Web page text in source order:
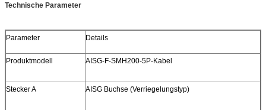
Technische Parameter
Parameter Details
Produktmodell AISG-F-SMH200-5P-Kabel
Stecker A AISG Buchse (Verriegelungstyp)